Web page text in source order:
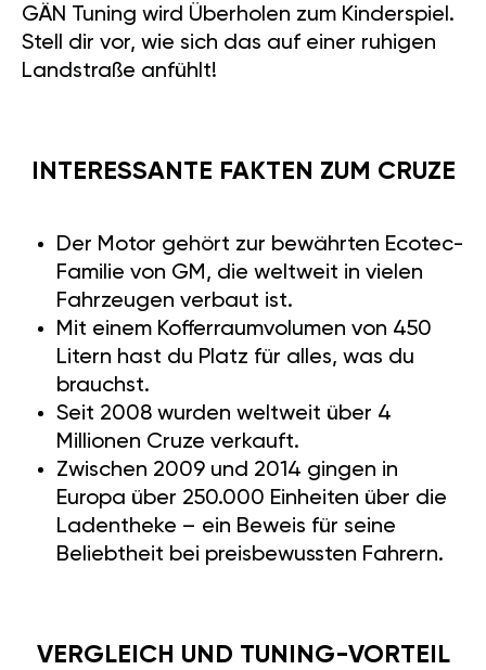
GÄN Tuning wird Überholen zum Kinderspiel.
Stell dir vor, wie sich das auf einer ruhigen
Landstraße anfühlt!
INTERESSANTE FAKTEN ZUM CRUZE
Der Motor gehört zur bewährten Ecotec-
Familie von GM, die weltweit in vielen
Fahrzeugen verbaut ist.
Mit einem Kofferraumvolumen von 450
Litern hast du Platz für alles, was du
brauchst.
Seit 2008 wurden weltweit über 4
Millionen Cruze verkauft.
Zwischen 2009 und 2014 gingen in
Europa über 250.000 Einheiten über die
Ladentheke – ein Beweis für seine
Beliebtheit bei preisbewussten Fahrern.
VERGLEICH UND TUNING-VORTEIL